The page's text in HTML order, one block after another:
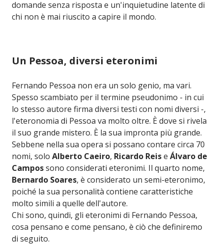
domande senza risposta e un'inquietudine latente di
chi non è mai riuscito a capire il mondo.
Un Pessoa, diversi eteronimi
Fernando Pessoa non era un solo genio, ma vari.
Spesso scambiato per il termine pseudonimo - in cui
lo stesso autore firma diversi testi con nomi diversi -,
l'eteronomia di Pessoa va molto oltre. È dove si rivela
il suo grande mistero. È la sua impronta più grande.
Sebbene nella sua opera si possano contare circa 70
nomi, solo Alberto Caeiro, Ricardo Reise Álvaro de
Campossono considerati eteronimi. Il quarto nome,
Bernardo Soares, è considerato un semi-eteronimo,
poiché la sua personalità contiene caratteristiche
molto simili a quelle dell'autore.
Chi sono, quindi, gli eteronimi di Fernando Pessoa,
cosa pensano e come pensano, è ciò che definiremo
di seguito.